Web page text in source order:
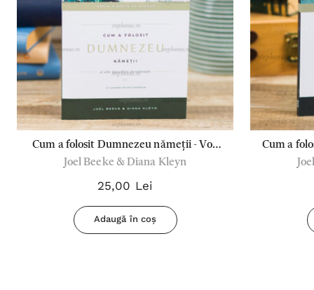
Cum a folosit Dumnezeu nămeții - Vol.
3, Seria: Zidește pe stâncă!
Joel Beeke & Diana Kleyn
25,00 Lei
Adaugă în coș
Cum a
1,